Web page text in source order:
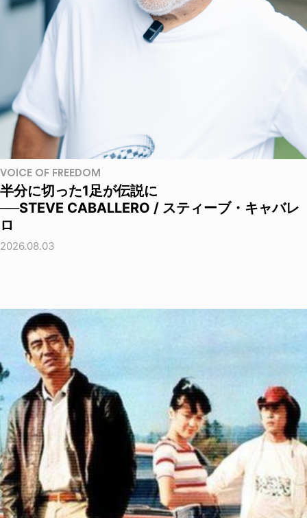
VOICE OF FREEDOM
半分に切った1足が伝説に
──STEVE CABALLERO / スティーブ・キャバレ
ロ
2026.08.03